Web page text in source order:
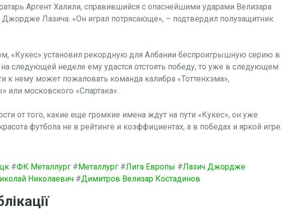
Аргент Халили, справившийся с опаснейшими ударами Велизара
Лазича. «Он играл потрясающе», – подтвердил полузащитник
«Кукес» установил рекордную для Албании беспроигрышную серию в
следующей неделе ему удастся отстоять победу, то уже в следующем
к нему может пожаловать команда калибра «Тоттенхэма»,
или московского «Спартака».
от того, какие еще громкие имена ждут на пути «Кукес», он уже
футбола не в рейтинге и коэффициентах, а в победах и яркой игре.
#ФК Металлург #Металлург #Лига Европы #Лазич Джордже
Николаевич #Димитров Велизар Костадинов